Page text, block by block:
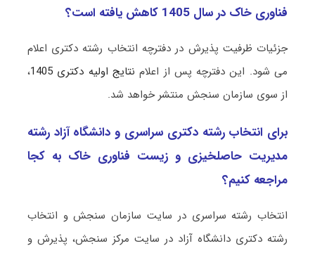
ﻓﻨﺎوری ﺧﺎک در سال 1405 کاهش یافته است؟
جزئیات ظرفیت پذیرش در دفترچه انتخاب رشته دکتری اعلام
می شود. این دفترچه پس از اعلام نتایج اولیه دکتری 1405
،
از سوی سازمان سنجش منتشر خواهد شد.
برای انتخاب رشته دکتری سراسری و دانشگاه آزاد رشته
ﻣﺪﻳﺮﻳﺖ حاصلخیزی و زﻳﺴﺖ ﻓﻨﺎوری ﺧﺎک به کجا
مراجعه کنیم؟
انتخاب رشته سراسری در سایت سازمان سنجش و انتخاب
رشته دکتری دانشگاه آزاد در سایت مرکز سنجش، پذیرش و